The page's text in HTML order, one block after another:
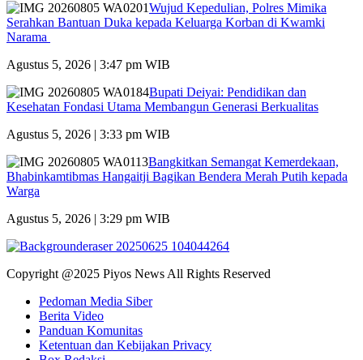
Wujud Kepedulian, Polres Mimika
Serahkan Bantuan Duka kepada Keluarga Korban di Kwamki
Narama
Agustus 5, 2026 | 3:47 pm WIB
Bupati Deiyai: Pendidikan dan
Kesehatan Fondasi Utama Membangun Generasi Berkualitas
Agustus 5, 2026 | 3:33 pm WIB
Bangkitkan Semangat Kemerdekaan,
Bhabinkamtibmas Hangaitji Bagikan Bendera Merah Putih kepada
Warga
Agustus 5, 2026 | 3:29 pm WIB
Copyright @2025 Piyos News All Rights Reserved
Pedoman Media Siber
Berita Video
Panduan Komunitas
Ketentuan dan Kebijakan Privacy